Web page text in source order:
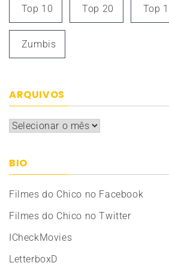
Top 10 Top 20 Top
Zumbis
ARQUIVOS
Arquivos
BIO
Filmes do Chico no Facebook
Filmes do Chico no Twitter
ICheckMovies
LetterboxD